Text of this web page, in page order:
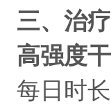
三、治
高强度
每日时